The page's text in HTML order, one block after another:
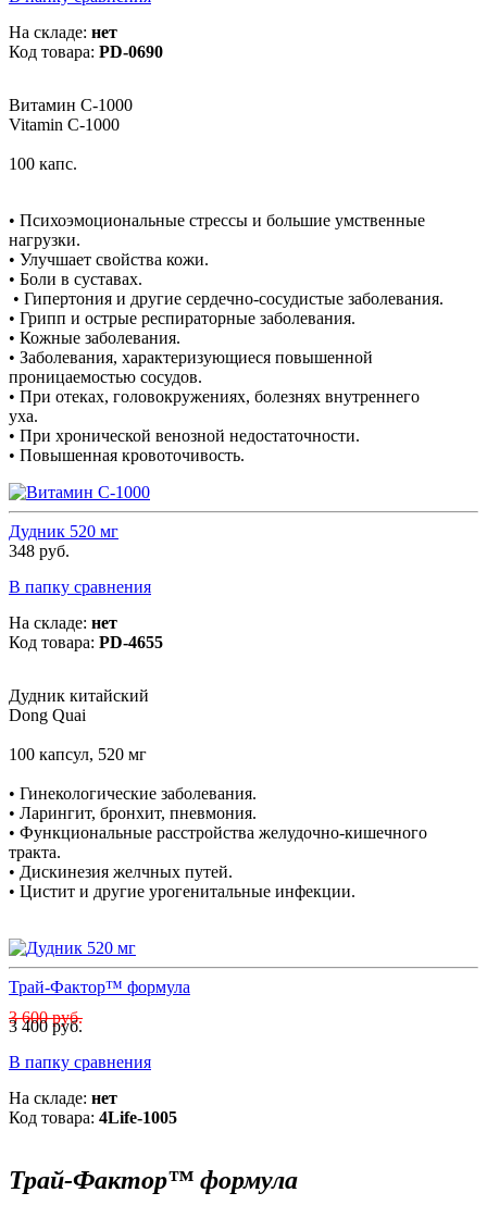
На складе: нет
Код товара: PD-0690
Витамин С-1000
Vitamin C-1000
100 капс.
• Психоэмоциональные стрессы и большие умственные
нагрузки.
• Улучшает свойства кожи.
• Боли в суставах.
• Гипертония и другие сердечно-сосудистые заболевания.
• Грипп и острые респираторные заболевания.
• Кожные заболевания.
• Заболевания, характеризующиеся повышенной
проницаемостью сосудов.
• При отеках, головокружениях, болезнях внутреннего
уха.
• При хронической венозной недостаточности.
• Повышенная кровоточивость.
Дудник 520 мг
348 руб.
В папку сравнения
На складе: нет
Код товара: PD-4655
Дудник китайский
Dong Quai
100 капсул, 520 мг
• Гинекологические заболевания.
• Ларингит, бронхит, пневмония.
• Функциональные расстройства желудочно-кишечного
тракта.
• Дискинезия желчных путей.
• Цистит и другие урогенитальные инфекции.
Трай-Фактор™ формула
3 600 руб.
3 400 руб.
В папку сравнения
На складе: нет
Код товара: 4Life-1005
Трай-Фактор™ формула